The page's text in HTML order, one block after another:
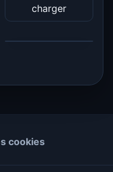
charger
cookies